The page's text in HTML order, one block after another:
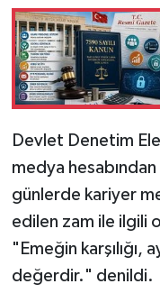
Devlet Denetim
medya hesabından
günlerde kariyer
edilen zam ile ilgili
"Emeğin karşılığı,
değerdir." denildi.